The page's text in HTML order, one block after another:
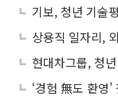
기보, 청년 기술
‘경험 無도 환영